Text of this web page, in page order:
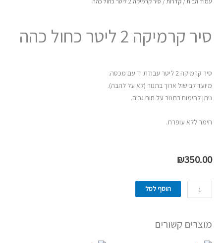
סיר קרמיקה 2 ליטר כחול כהה
סיר קרמיקה 2 ליטר עבודת יד עם מכסה.
מיועד לבישול ארוך בתנור (לא על להבה).
ניתן לחימום בתנור על חום גבוה.
חימר ללא עופרת.
₪350.00
כמות
של
קרמיקה
הוסף לסל
מוצרים קשורים